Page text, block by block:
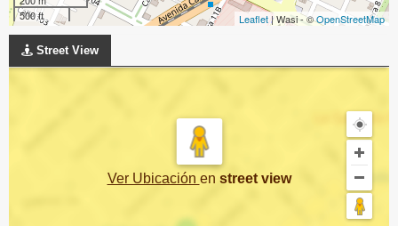
500 ft
Leaflet| Wasi - ©OpenStreetMap
Street View
Ver Ubicación en street view